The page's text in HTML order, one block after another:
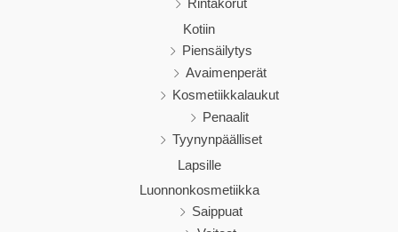
Rintakorut
Kotiin
Piensäilytys
Avaimenperät
Kosmetiikkalaukut
Penaalit
Tyynynpäälliset
Lapsille
Luonnonkosmetiikka
Saippuat